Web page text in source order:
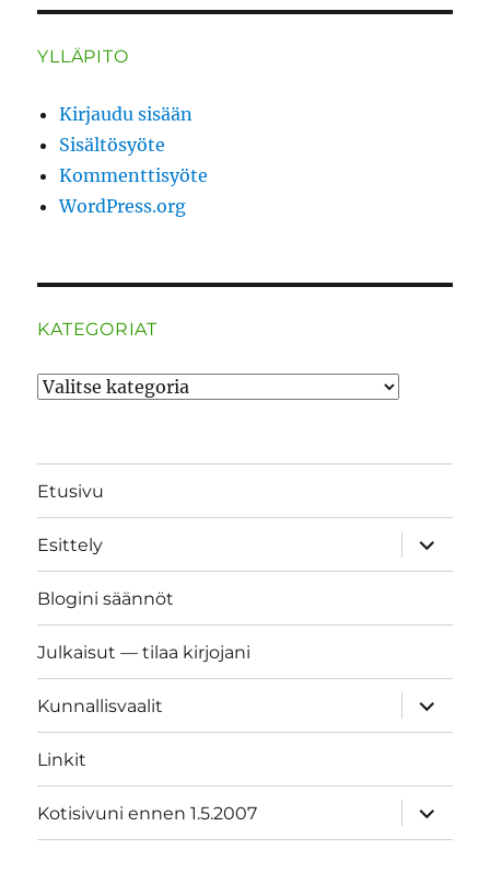
YLLÄPITO
Kirjaudu sisään
Sisältösyöte
Kommenttisyöte
WordPress.org
KATEGORIAT
Kategoriat
Etusivu
Esittely
näytä
Blogini säännöt
Julkaisut — tilaa kirjojani
Kunnallisvaalit
näytä
Linkit
Kotisivuni ennen 1.5.2007
näytä